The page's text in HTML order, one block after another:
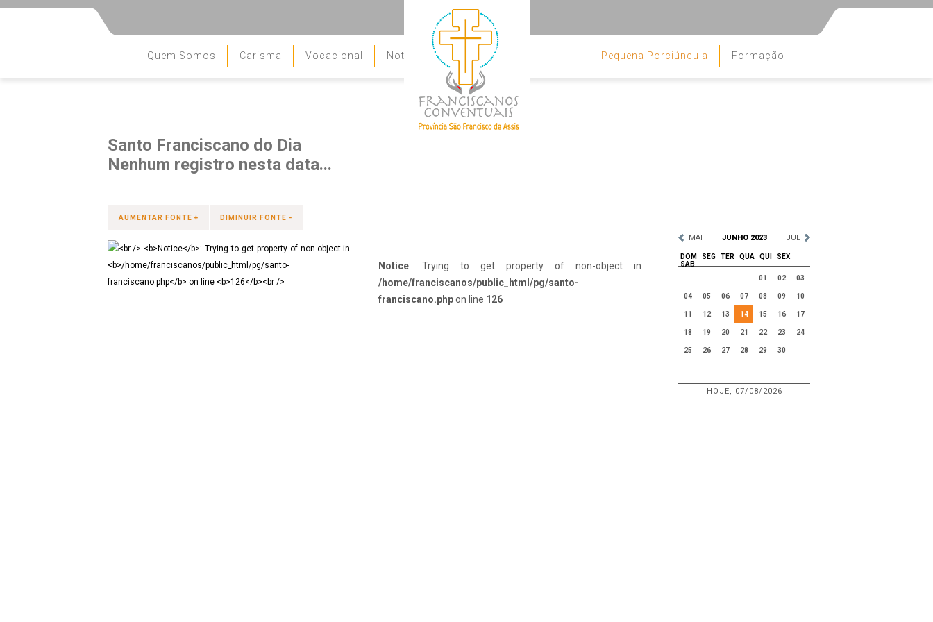
Quem Somos Carisma Vocacional Notícias Pequena Porciúncula Formação
Contato
Santo Franciscano do Dia
Nenhum registro nesta data...
MAI JUNHO 2023 JUL
DOM SEG TER QUA QUI
SEX
SAB
01
02 03
04 05 06 07 08 09 10
11 12 13 14 15 16 17
18 19 20 21 22 23 24
25 26 27 28 29 30
HOJE, 07/08/2026
AUMENTAR FONTE + DIMINUIR FONTE -
Notice: Trying to get property of non-object in
/home/franciscanos/public_html/pg/santo-
franciscano.phpon line 126